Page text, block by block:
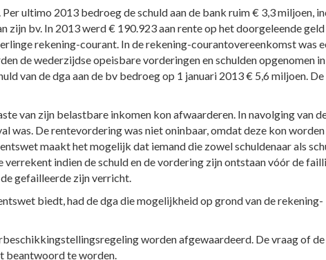
ultimo 2013 bedroeg de schuld aan de bank ruim € 3,3 miljoen,
zijn bv. In 2013 werd € 190.923 aan rente op het doorgeleende geld
rekening-courant. In de rekening-courantovereenkomst was
de wederzijdse opeisbare vorderingen en schulden opgenomen
van de dga aan de bv bedroeg op 1 januari 2013 € 5,6 miljoen.
van zijn belastbare inkomen kon afwaarderen. In navolging van
was. De rentevordering was niet oninbaar, omdat deze kon
maakt het mogelijk dat iemand die zowel schuldenaar als
indien de schuld en de vordering zijn ontstaan vóór de
gefailleerde zijn verricht.
biedt, had de dga die mogelijkheid op grond van de rekening-
worden afgewaardeerd. De vraag of de
beantwoord te worden.